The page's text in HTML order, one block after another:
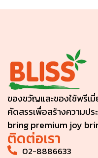
ของขวัญและของใช้พรีเ
คัดสรรเพื่อสร้างความปร
bring premium joy
ติดต่อเรา
02-8886633